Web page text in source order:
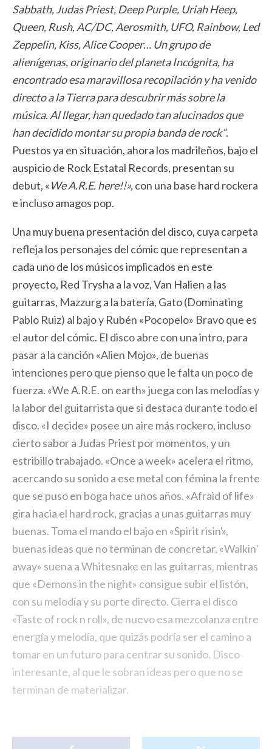
Sabbath, Judas Priest, Deep Purple, Uriah Heep,
Queen, Rush, AC/DC, Aerosmith, UFO, Rainbow, Led
Zeppelin, Kiss, Alice Cooper… Un grupo de
alienígenas, originario del planeta Incógnita, ha
encontrado esa maravillosa recopilación y ha venido
directo a la Tierra para descubrir más sobre la
música. Al llegar, han quedado tan alucinados que
han decidido montar su propia banda de rock”.
Puestos ya en situación, ahora los madrileños, bajo el
auspicio de Rock Estatal Records, presentan su
debut, «We A.R.E. here!!»,con una base hard rockera
e incluso amagos pop.
Una muy buena presentación del disco, cuya carpeta
refleja los personajes del cómic que representan a
cada uno de los músicos implicados en este
proyecto, Red Trysha a la voz, Van Halien a las
guitarras, Mazzurg a la batería, Gato (Dominating
Pablo Ruiz) al bajo y Rubén «Pocopelo» Bravo que es
el autor del cómic. El disco abre con una intro, para
pasar a la canción «Alien Mojo», de buenas
intenciones pero que pienso que le falta un poco de
fuerza. «We A.R.E. on earth» juega con las melodías y
la labor del guitarrista que si destaca durante todo el
disco. «I decide» posee un aire más rockero, incluso
cierto sabor a Judas Priest por momentos, y un
estribillo trabajado. «Once a week» acelera el ritmo,
acercando su sonido a ese metal con fémina la frente
que se puso en boga hace unos años. «Afraid of life»
gira hacia el hard rock, gracias a unas guitarras muy
buenas. Toma el mando el bajo en «Spirit risin'»,
buenas ideas que no terminan de concretar. «Walkin’
away» suena a Whitesnake en las guitarras, mientras
que «Demons in the night» consigue subir el listón,
con su melodía y su porte directo. Cierra el disco
«Taste of rock n roll», de nuevo esa mezcolanza entre
energía y melodía, que quizás podría ser el camino a
tomar en un futuro para centrar su sonido. Disco
interesante, al que le sobran ideas pero que no se
terminan de materializar.